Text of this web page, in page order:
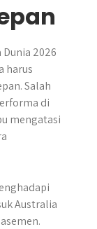
2026
harus
Salah
di
mengatasi
Australia